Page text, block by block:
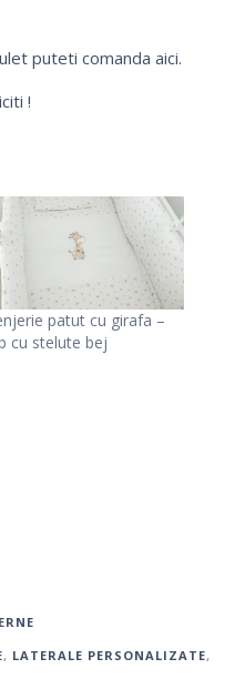
puteti comanda aici.
!
patut cu girafa –
cu stelute bej
, LATERALE PERSONALIZATE,